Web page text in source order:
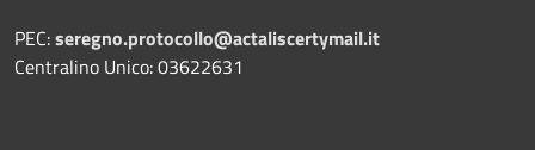
PEC:seregno.protocollo@actaliscertymail.it
Centralino Unico: 03622631